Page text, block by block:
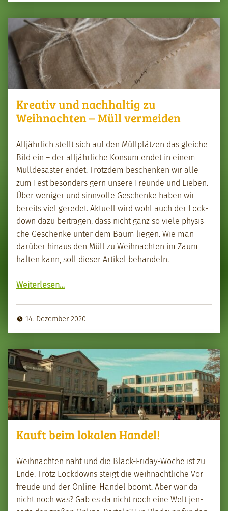
Kreativ und nachhaltig zu
Weihnachten – Müll vermeiden
Alljährlich stellt sich auf den Müllplätzen das gle­iche
Bild ein – der alljährliche Kon­sum endet in einem
Müllde­saster endet. Trotz­dem beschenken wir alle
zum Fest beson­ders gern unsere Fre­unde und Lieben.
Über weniger und sin­nvolle Geschenke haben wir
bere­its viel gere­det. Aktuell wird wohl auch der Lock­
down dazu beitra­gen, dass nicht ganz so viele physis­
che Geschenke unter dem Baum liegen. Wie man
darüber hin­aus den Müll zu Wei­h­nacht­en im Zaum
hal­ten kann, soll dieser Artikel behan­deln.
Weit­er­lesen“Kreativ und nach­haltig zu Wei­h­nacht­en – Müll ver­mei­den”
…
14. Dezember 2020
Kauft beim lokalen Handel!
Wei­h­nacht­en naht und die Black-Fri­day-Woche ist zu
Ende. Trotz Lock­downs steigt die wei­h­nachtliche Vor­
freude und der Online-Han­del boomt. Aber war da
nicht noch was? Gab es da nicht noch eine Welt jen­